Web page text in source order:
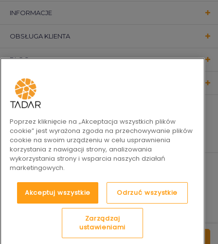
25
INFORMACJE
OBSŁUGA KLIENTA
BLOG
KONTAKT
2019-2026 © Tadar Codzienne
Platforma e-commerce by
Poprzez kliknięcie na „Akceptacja wszystkich plików
cookie” jest wyrażona zgoda na przechowywanie plików
cookie na swoim urządzeniu w celu usprawnienia
korzystania z nawigacji strony, analizowania
wykorzystania strony i wsparcia naszych działań
marketingowych.
Akceptuj wszystkie Odrzuć wszystkie
Zarządzaj
ustawieniami